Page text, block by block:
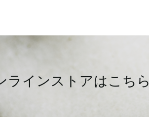
ラインストアはこちら